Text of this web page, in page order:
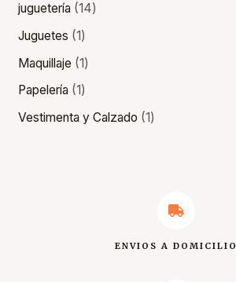
juguetería 14
Juguetes 1
Maquillaje 1
Papelería 1
Vestimenta y Calzado 1
ENVIOS A DOMICILIO